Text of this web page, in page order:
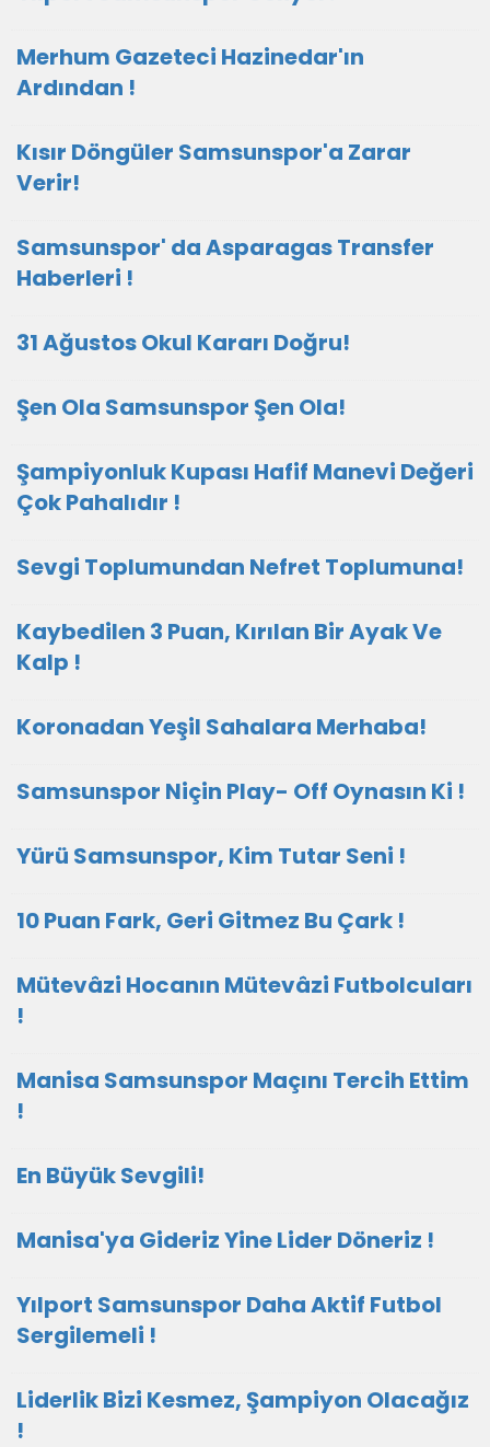
Merhum Gazeteci Hazinedar'ın
Ardından !
Kısır Döngüler Samsunspor'a Zarar
Verir!
Samsunspor' da Asparagas Transfer
Haberleri !
31 Ağustos Okul Kararı Doğru!
Şen Ola Samsunspor Şen Ola!
Şampiyonluk Kupası Hafif Manevi Değeri
Çok Pahalıdır !
Sevgi Toplumundan Nefret Toplumuna!
Kaybedilen 3 Puan, Kırılan Bir Ayak Ve
Kalp !
Koronadan Yeşil Sahalara Merhaba!
Samsunspor Niçin Play- Off Oynasın Ki !
Yürü Samsunspor, Kim Tutar Seni !
10 Puan Fark, Geri Gitmez Bu Çark !
Mütevâzi Hocanın Mütevâzi Futbolcuları
!
Manisa Samsunspor Maçını Tercih Ettim
!
En Büyük Sevgili!
Manisa'ya Gideriz Yine Lider Döneriz !
Yılport Samsunspor Daha Aktif Futbol
Sergilemeli !
Liderlik Bizi Kesmez, Şampiyon Olacağız
!